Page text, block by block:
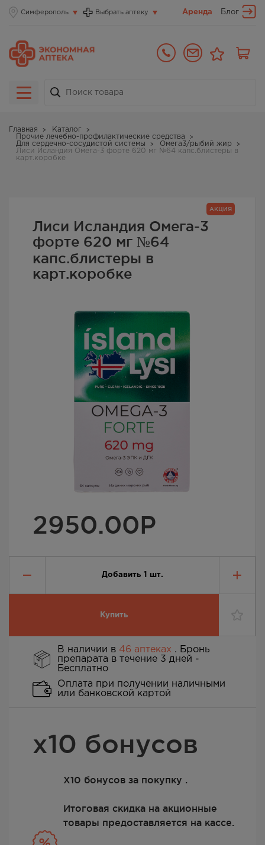
Симферополь Выбрать аптеку Аренда Блог
Главная
Каталог
Прочие лечебно-профилактические средства
Для сердечно-сосудистой системы
Омега3/рыбий жир
Лиси Исландия Омега-3 форте 620 мг №64 капс.блистеры в
карт.коробке
АКЦИЯ
Лиси Исландия Омега-3
форте 620 мг №64
капс.блистеры в
карт.коробке
2950.00Р
Добавить 1 шт.
Купить
В наличии в 46 аптеках . Бронь
препарата в течение 3 дней -
Бесплатно
Оплата при получении наличными
или банковской картой
х10 бонусов
Х10 бонусов за покупку .
Итоговая скидка на акционные
товары предоставляется на кассе.